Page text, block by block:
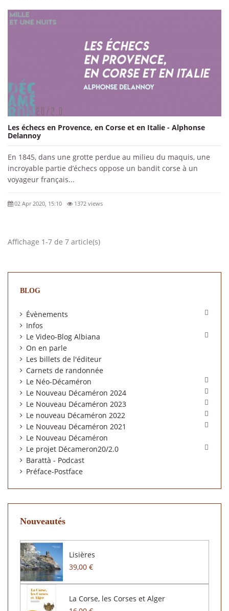
Les échecs en Provence, en Corse et en Italie - Alphonse
Delannoy
En 1845, dans une grotte perdue au milieu du maquis, une
incroyable partie d’échecs oppose un bandit corse à un
voyageur français...
02 Apr 2020, 15:10 1372 views
Affichage 1-7 de 7 article(s)
BLOG
Évènements 
Infos
Le Video-Blog Albiana

On en parle
Les billets de l'éditeur
Carnets de randonnée
Le Néo-Décaméron

Le Nouveau Décaméron 2024 
Le Nouveau Décaméron 2023 
Le nouveau Décaméron 2022 
Le Nouveau Décaméron 2021 
Le Nouveau Décaméron
Le projet Décameron20/2.0

Barattà - Podcast
Préface-Postface
Nouveautés
Lisières
39,00 €
La Corse, les Corses et Alger